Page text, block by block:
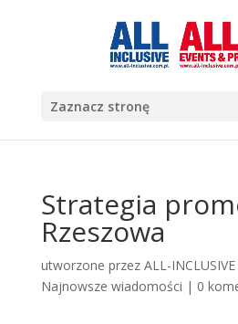
Zaznacz stronę
Strategia
Rzeszowa
utworzone przez ALL-INCLUSIVE
Najnowsze wiadomości | 0